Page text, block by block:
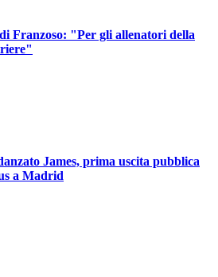
Franzoso: "Per gli allenatori della
James, prima uscita pubblica
a Madrid